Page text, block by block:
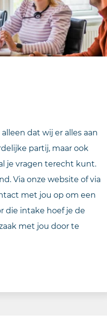
dat wij er alles aan
partij, maar ook
je vragen terecht kunt.
Via onze website of via
met jou op om een
die intake hoef je de
met jou door te